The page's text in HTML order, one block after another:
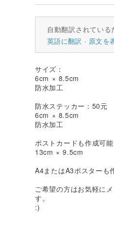
自動翻訳されている
英語に翻訳
原文を
サイズ：
6cm × 8.5cm
防水加工
防水ステッカー：50元
6cm × 8.5cm
防水加工
ポストカードも作成可
13cm × 9.5cm
A4またはA3ポスターも
ご希望の方はお気軽に
す。
:)